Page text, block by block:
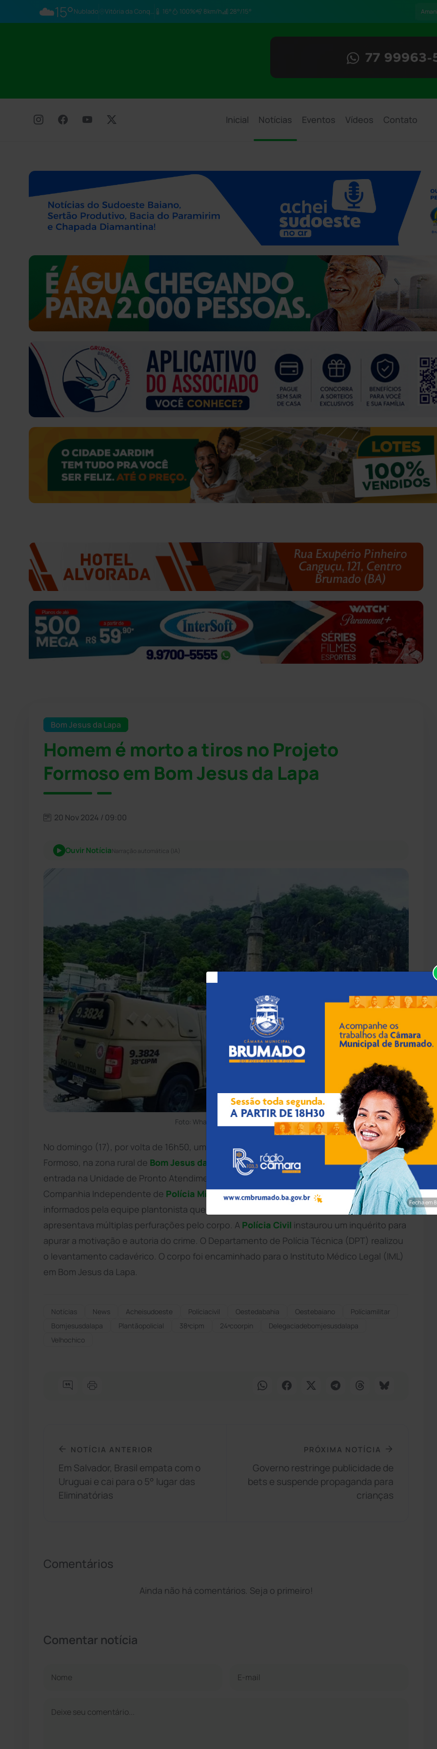
☁️15°Nublado Vitória da Conq… 16° 100% 8km/h 28°/15°
Inicial Notícias Eventos Vídeos Contato
Bom Jesus da Lapa
Homem é morto a tiros no Projeto
Formoso em Bom Jesus da Lapa
20 Nov 2024 / 09:00
Ouvir NotíciaNarração automática (IA)
Foto: WhatsApp/Achei Sudoeste
No domingo (17), por volta de 16h50, um homem de 40 anos foi morto a tiros no Projeto
Formoso, na zona rural de Bom Jesus da Lapa , na região oeste da Bahia. A vítima deu
entrada na Unidade de Pronto Atendimento (UPA 24h), que, por sua vez, acionou a 38ª
Companhia Independente de Polícia Militar(CIPM). Na unidade, os policiais foram
informados pela equipe plantonista que o homem não havia resistido aos ferimentos. Ele
apresentava múltiplas perfurações pelo corpo. A Polícia Civil instaurou um inquérito para
apurar a motivação e autoria do crime. O Departamento de Polícia Técnica (DPT) realizou
o levantamento cadavérico. O corpo foi encaminhado para o Instituto Médico Legal (IML)
em Bom Jesus da Lapa.
Notícias News Acheisudoeste Políciacivil Oestedabahia Oestebaiano
Políciamilitar
Bomjesusdalapa
Plantãopolicial 38ªcipm 24ªcoorpin
Delegaciadebomjesusdalapa
Velhochico
NOTÍCIA ANTERIOR
Em Salvador, Brasil empata com o
Uruguai e cai para o 5° lugar das
Eliminatórias
PRÓXIMA NOTÍCIA
Governo restringe publicidade de
bets e suspende propaganda para
crianças
Comentários
Ainda não há comentários. Seja o primeiro!
Comentar notícia
Fecha em